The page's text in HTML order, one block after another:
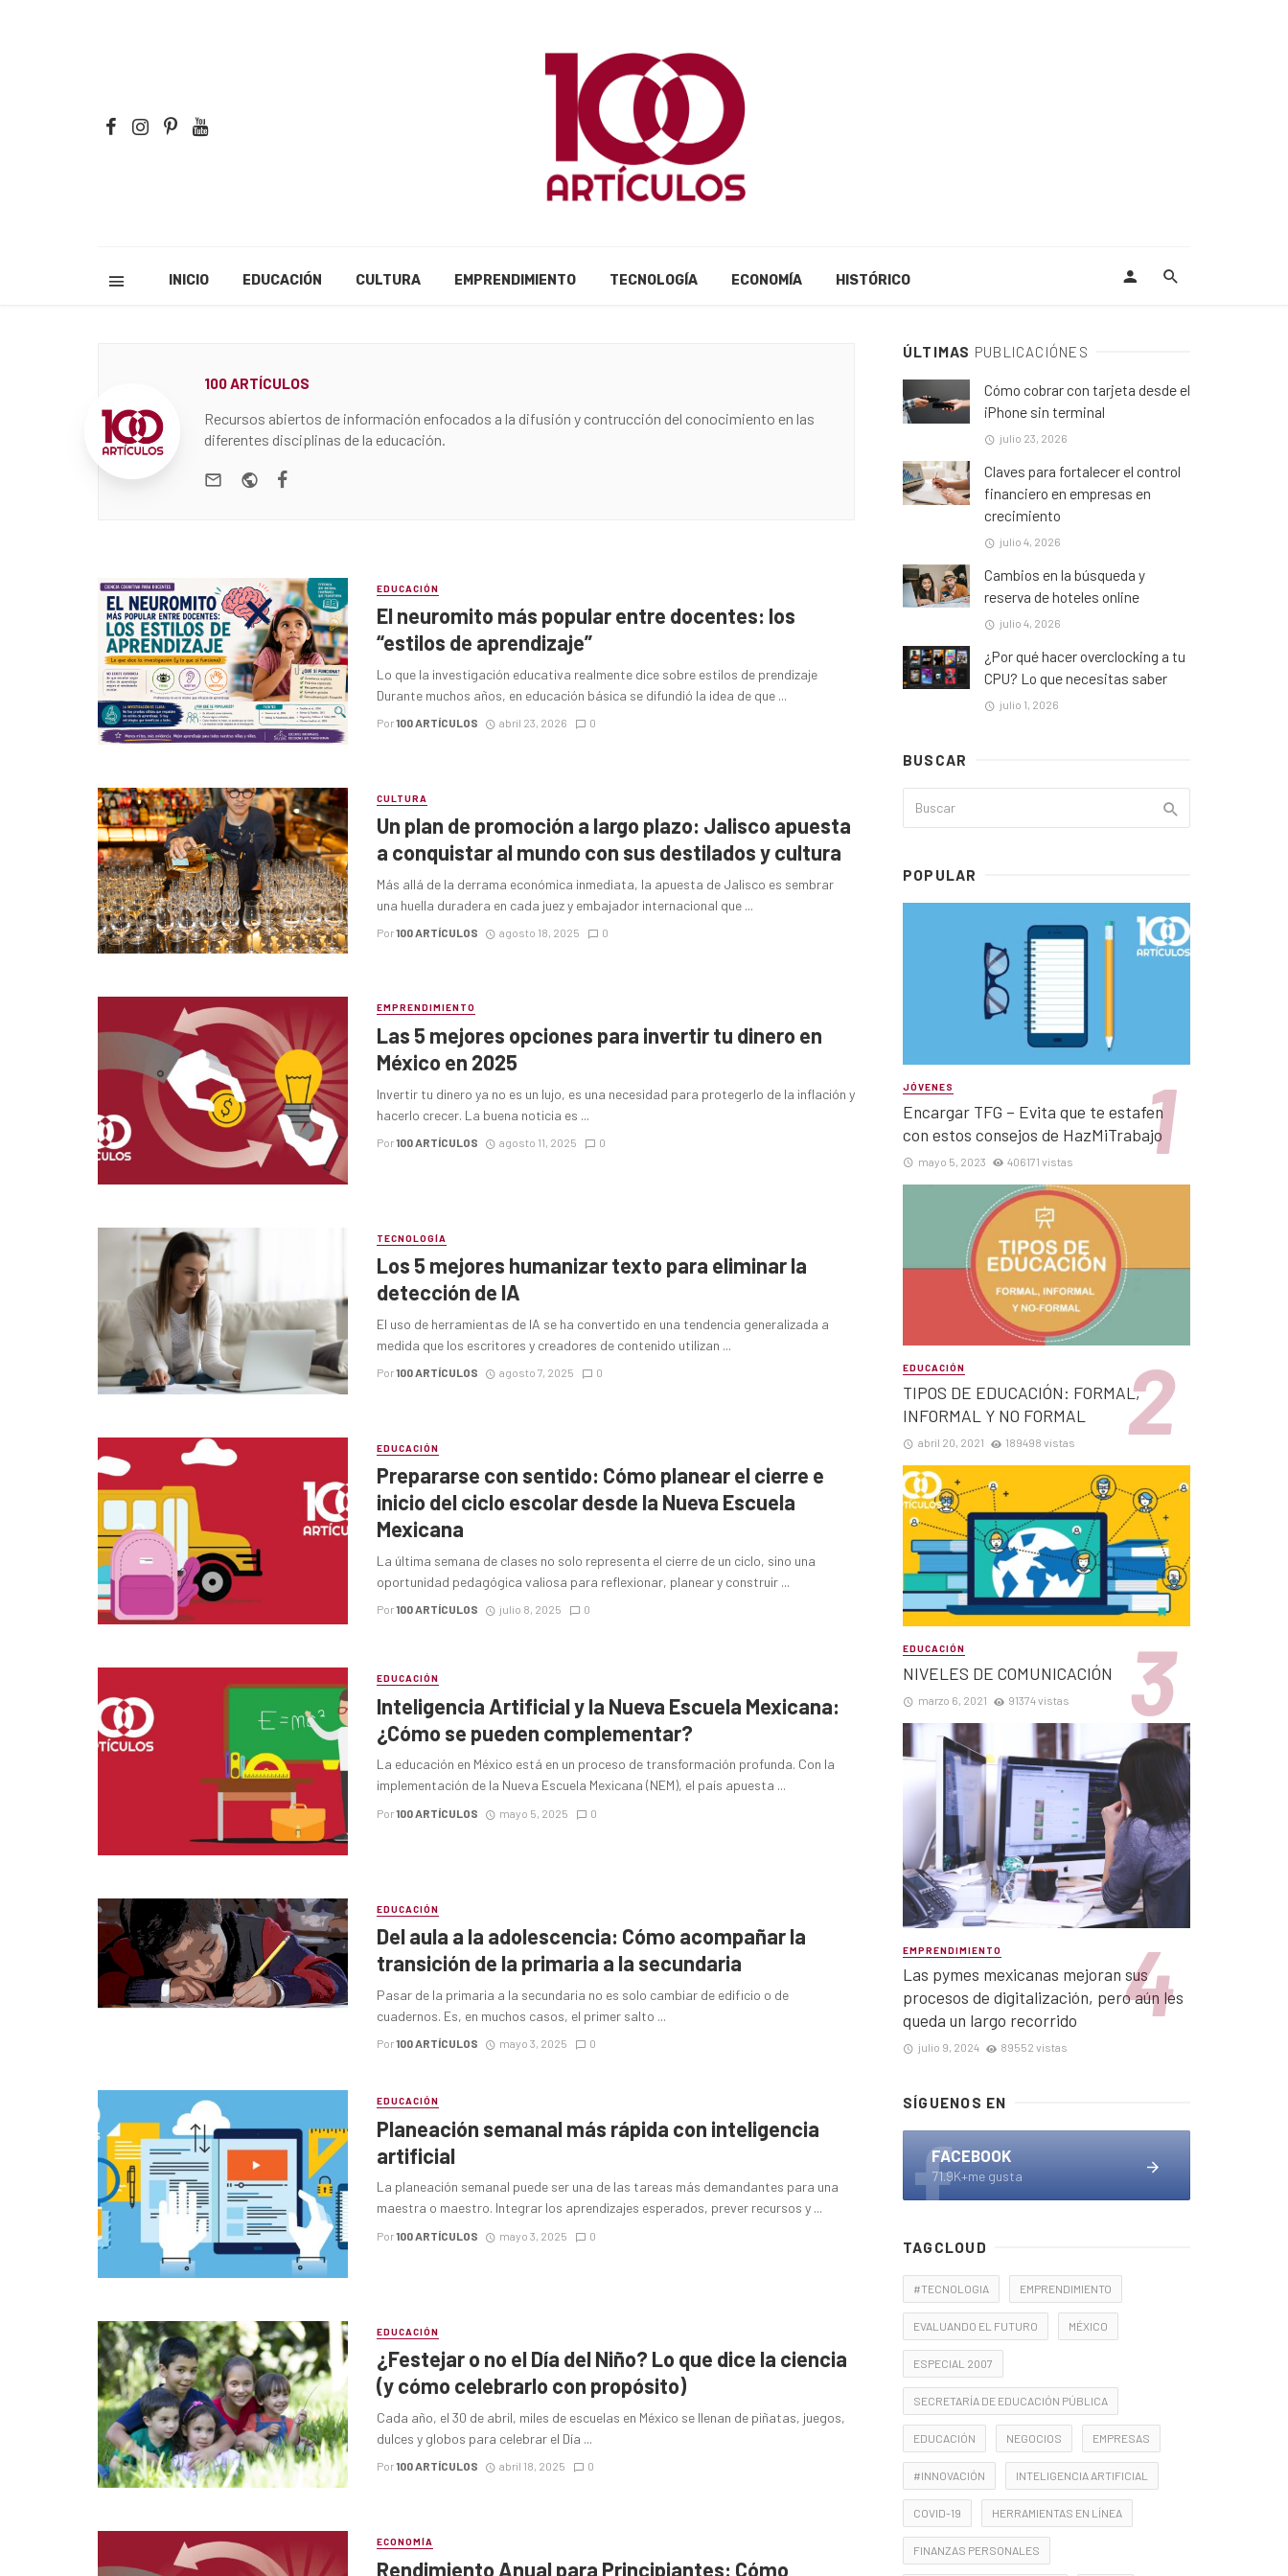
INICIO EDUCACIÓN CULTURA EMPRENDIMIENTO TECNOLOGÍA ECONOMÍA HISTÓRICO
100 ARTÍCULOS
Recursos abiertos de información enfocados a la difusión y contrucción del conocimiento en las
diferentes disciplinas de la educación.
e-mail Website
EDUCACIÓN
El neuromito más popular entre docentes: los
“estilos de aprendizaje”
Lo que la investigación educativa realmente dice sobre estilos de prendizaje
Durante muchos años, en educación básica se difundió la idea de que ...
Por100 ARTÍCULOS abril 23, 2026 0
CULTURA
Un plan de promoción a largo plazo: Jalisco apuesta
a conquistar al mundo con sus destilados y cultura
Más allá de la derrama económica inmediata, la apuesta de Jalisco es sembrar
una huella duradera en cada juez y embajador internacional que ...
Por100 ARTÍCULOS agosto 18, 2025 0
EMPRENDIMIENTO
Las 5 mejores opciones para invertir tu dinero en
México en 2025
Invertir tu dinero ya no es un lujo, es una necesidad para protegerlo de la inflación y
hacerlo crecer. La buena noticia es ...
Por100 ARTÍCULOS agosto 11, 2025 0
TECNOLOGÍA
Los 5 mejores humanizar texto para eliminar la
detección de IA
El uso de herramientas de IA se ha convertido en una tendencia generalizada a
medida que los escritores y creadores de contenido utilizan ...
Por100 ARTÍCULOS agosto 7, 2025 0
EDUCACIÓN
Prepararse con sentido: Cómo planear el cierre e
inicio del ciclo escolar desde la Nueva Escuela
Mexicana
La última semana de clases no solo representa el cierre de un ciclo, sino una
oportunidad pedagógica valiosa para reflexionar, planear y construir ...
Por100 ARTÍCULOS julio 8, 2025 0
EDUCACIÓN
Inteligencia Artificial y la Nueva Escuela Mexicana:
¿Cómo se pueden complementar?
La educación en México está en un proceso de transformación profunda. Con la
implementación de la Nueva Escuela Mexicana (NEM), el país apuesta ...
Por100 ARTÍCULOS mayo 5, 2025 0
EDUCACIÓN
Del aula a la adolescencia: Cómo acompañar la
transición de la primaria a la secundaria
Pasar de la primaria a la secundaria no es solo cambiar de edificio o de
cuadernos. Es, en muchos casos, el primer salto ...
Por100 ARTÍCULOS mayo 3, 2025 0
EDUCACIÓN
Planeación semanal más rápida con inteligencia
artificial
La planeación semanal puede ser una de las tareas más demandantes para una
maestra o maestro. Integrar los aprendizajes esperados, prever recursos y ...
Por100 ARTÍCULOS mayo 3, 2025 0
EDUCACIÓN
¿Festejar o no el Día del Niño? Lo que dice la ciencia
(y cómo celebrarlo con propósito)
Cada año, el 30 de abril, miles de escuelas en México se llenan de piñatas, juegos,
dulces y globos para celebrar el Día ...
Por100 ARTÍCULOS abril 18, 2025 0
ECONOMÍA
Rendimiento Anual para Principiantes: Cómo
ÚLTIMAS PUBLICACIÓNES
Cómo cobrar con tarjeta desde el
iPhone sin terminal
julio 23, 2026
Claves para fortalecer el control
financiero en empresas en
crecimiento
julio 4, 2026
Cambios en la búsqueda y
reserva de hoteles online
julio 4, 2026
¿Por qué hacer overclocking a tu
CPU? Lo que necesitas saber
julio 1, 2026
BUSCAR
POPULAR
JÓVENES
Encargar TFG – Evita que te estafen
con estos consejos de HazMiTrabajo
mayo 5, 2023 406171 vistas
EDUCACIÓN
TIPOS DE EDUCACIÓN: FORMAL,
INFORMAL Y NO FORMAL
abril 20, 2021 189498 vistas
EDUCACIÓN
NIVELES DE COMUNICACIÓN
marzo 6, 2021 91374 vistas
EMPRENDIMIENTO
Las pymes mexicanas mejoran sus
procesos de digitalización, pero aún les
queda un largo recorrido
julio 9, 2024 89552 vistas
SÍGUENOS EN
FACEBOOK
71.9K+me gusta
TAGCLOUD
#TECNOLOGIA EMPRENDIMIENTO
EVALUANDO EL FUTURO MÉXICO
ESPECIAL 2007
SECRETARÍA DE EDUCACIÓN PÚBLICA
EDUCACIÓN NEGOCIOS EMPRESAS
#INNOVACIÓN INTELIGENCIA ARTIFICIAL
COVID-19 HERRAMIENTAS EN LÍNEA
FINANZAS PERSONALES